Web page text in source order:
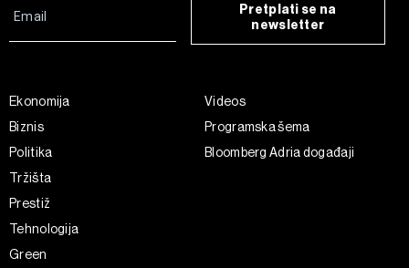
Pretplati se na
newsletter
Ekonomija
Biznis
Politika
Tržišta
Prestiž
Tehnologija
Green
Videos
Programska šema
Bloomberg Adria događaji